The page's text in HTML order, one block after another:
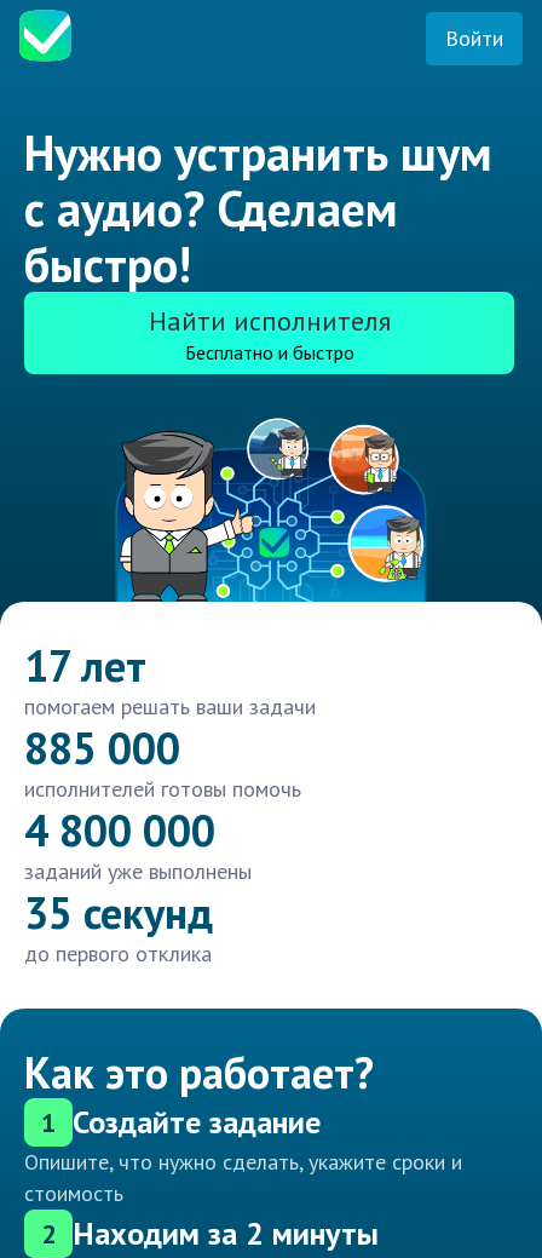
Войти
Нужно устранить шум
с аудио? Сделаем
быстро!
Найти исполнителя
Бесплатно и быстро
17 лет
помогаем решать ваши задачи
885 000
исполнителей готовы помочь
4 800 000
заданий уже выполнены
35 секунд
до первого отклика
Как это работает?
1 Создайте задание
Опишите, что нужно сделать, укажите сроки и
стоимость
2 Находим за 2 минуты